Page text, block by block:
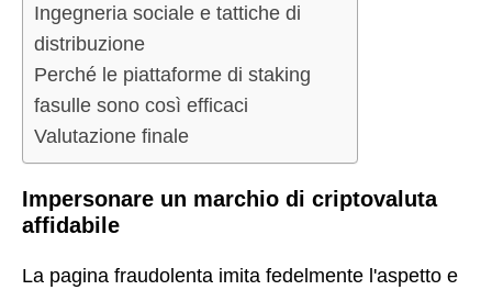
Ingegneria sociale e tattiche di
distribuzione
Perché le piattaforme di staking
fasulle sono così efficaci
Valutazione finale
Impersonare un marchio di criptovaluta
affidabile
La pagina fraudolenta imita fedelmente l'aspetto e